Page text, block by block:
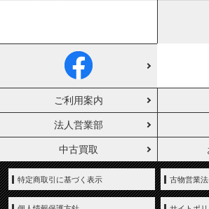
ご利用案内
法人営業部
中古買取
特定商取引に基づく表示 古物営業